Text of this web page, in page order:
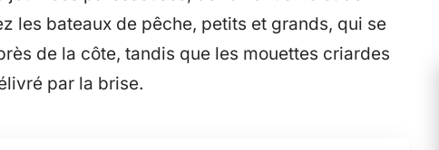
les bateaux de pêche, petits et grands, qui se
de la côte, tandis que les mouettes criardes
par la brise.